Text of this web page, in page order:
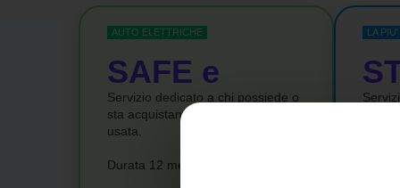
AUTO ELETTRICHE
SAFE e
Servizio dedicato a chi possiede o
sta acquistando un'auto elettrica
usata.
Durata 12 mesi
LA